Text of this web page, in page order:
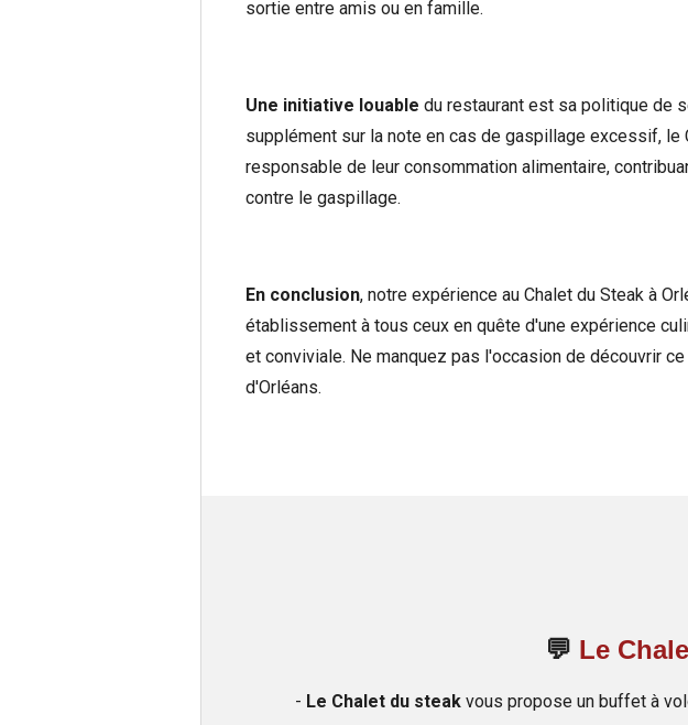
sortie entre amis ou en famille.
Une initiative louable du restaurant est sa politique de
supplément sur la note en cas de gaspillage excessif,
responsable de leur consommation alimentaire,
contre le gaspillage.
En conclusion, notre expérience au Chalet du Steak à
établissement à tous ceux en quête d'une expérience
et conviviale. Ne manquez pas l'occasion de découvrir
d'Orléans.
💬 Le
- Le Chalet du steak vous propose un buffet à